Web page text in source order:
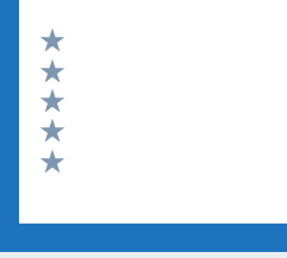
Valuta 5 stelle su 5
Valuta 4 stelle su 5
Valuta 3 stelle su 5
Valuta 2 stelle su 5